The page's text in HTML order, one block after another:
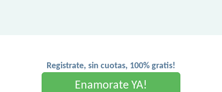
Registrate, sin cuotas, 100% gratis!
Enamorate YA!